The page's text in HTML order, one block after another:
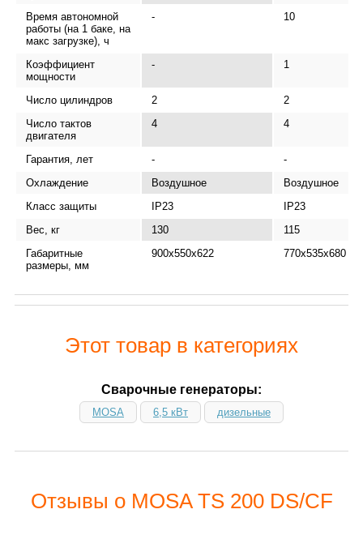
Время автономной
работы (на 1 баке, на
макс загрузке), ч
- 10
Коэффициент
мощности
- 1
Число цилиндров 2
2
Число тактов
двигателя
4 4
Гарантия, лет -
-
Охлаждение
Воздушное
Воздушное
Класс защиты
IP23
IP23
Вес, кг
130
115
Габаритные
размеры, мм
900x550x622 770х535х680
Этот товар в категориях
Сварочные генераторы:
MOSA 6,5 кВт дизельные
Отзывы о MOSA TS 200 DS/CF